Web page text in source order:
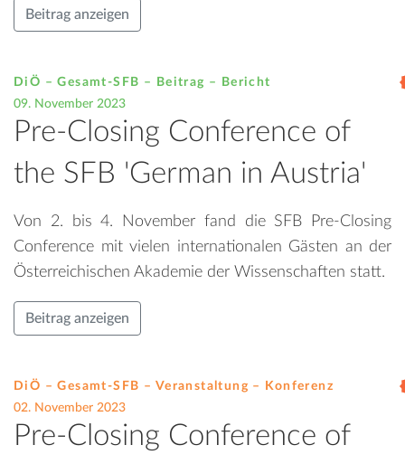
Beitrag anzeigen
DiÖ – Gesamt-SFB – Beitrag –
Bericht
09. November 2023
Pre-Closing Conference of
the SFB 'German in Austria'
Von 2. bis 4. November fand die SFB Pre-Closing
Conference mit vielen internationalen Gästen an der
Österreichischen Akademie der Wissenschaften statt.
Beitrag anzeigen
DiÖ – Gesamt-SFB – Veranstaltung –
Konferenz
02. November 2023
Pre-Closing Conference of